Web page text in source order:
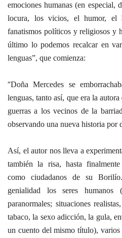
emociones humanas (en especial,
locura, los vicios, el humor, el
fanatismos políticos y religiosos y
último lo podemos recalcar en
lenguas”, que comienza:
“Doña Mercedes se
lenguas, tanto así, que era la
guerras a los vecinos de la
observando una nueva historia por
Así, el autor nos lleva a
también la risa, hasta
como ciudadanos de su
genialidad los seres
paranormales; situaciones
tabaco, la sexo adicción, la gula,
un cuento del mismo título), varios